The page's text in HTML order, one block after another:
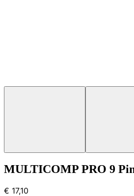
MULTICOMP PRO 9
€ 17,10